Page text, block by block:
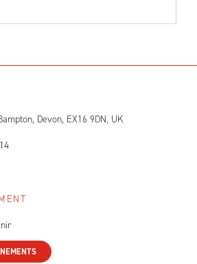
Devon, EX16 9DN, UK